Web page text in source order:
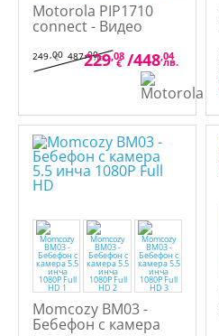
Motorola PIP1710
connect - Видео
изкуствен интелект
249,00
€ 487,00лв.
229,08
€ /448,04
лв.
Momcozy BM03 -
Бебефон с камера